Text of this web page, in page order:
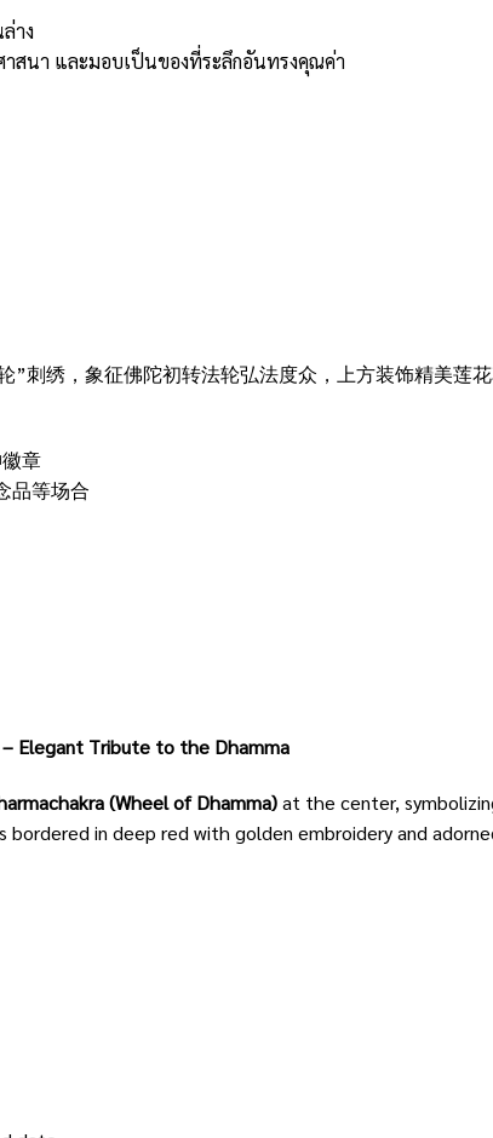
าง
สนา และมอบเป็นของที่ระลึกอันทรงคุณค่า
刺绣，象征佛陀初转法轮弘法度众，上方装饰精美莲
章
品等场合
– Elegant Tribute to the Dhamma
(Wheel of Dhamma)at the center,
in deep red with golden embroidery and